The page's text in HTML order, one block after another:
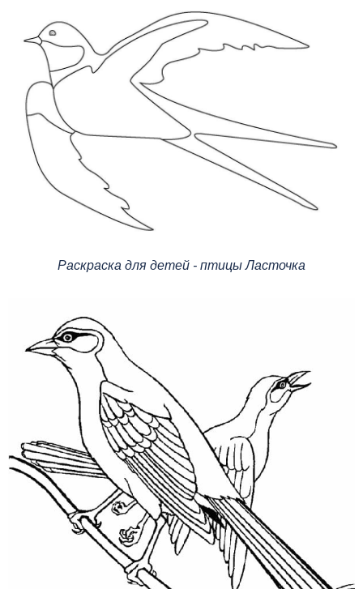
Раскраска для детей - птицы Ласточка